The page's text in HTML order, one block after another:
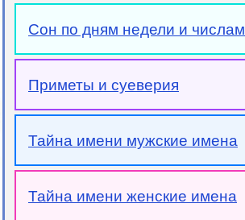
Сон по дням недели и числам
Приметы и суеверия
Тайна имени мужские имена
Тайна имени женские имена